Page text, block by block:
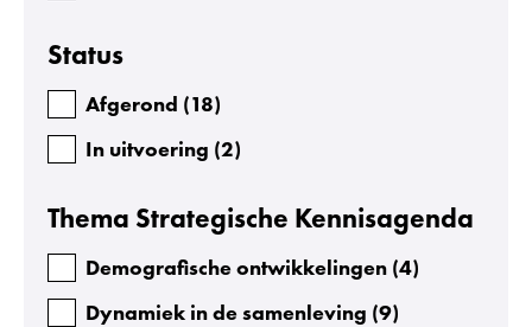
Status
Afgerond (18)
In uitvoering (2)
Thema Strategische Kennisagenda
Demografische ontwikkelingen (4)
Dynamiek in de samenleving (9)